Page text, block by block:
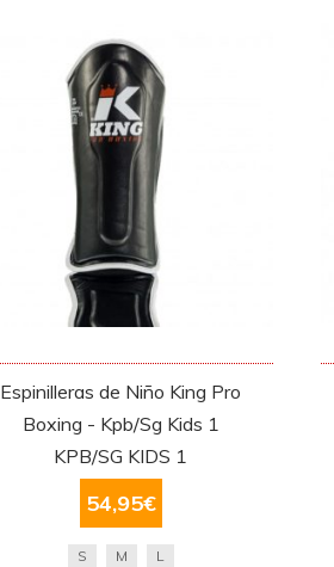
Espinilleras de Niño King Pro
Boxing - Kpb/Sg Kids 1
KPB/SG KIDS 1
54,95€
S M L